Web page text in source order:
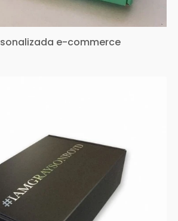
e-commerce